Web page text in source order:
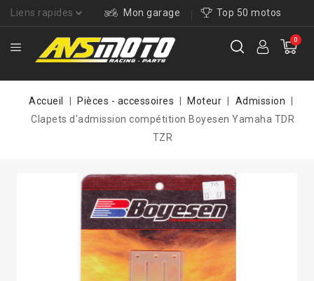
Liens rapides Mon garage Top 50 motos
0
Accueil Pièces - accessoires Moteur
Admission
Clapets d'admission compétition Boyesen Yamaha TDR
TZR